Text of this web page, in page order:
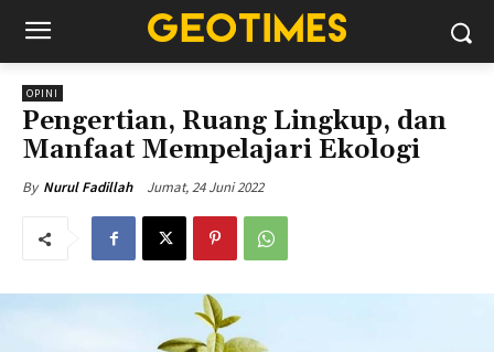
OPINI
Pengertian, Ruang Lingkup, dan
Manfaat Mempelajari Ekologi
By Nurul Fadillah Jumat, 24 Juni 2022